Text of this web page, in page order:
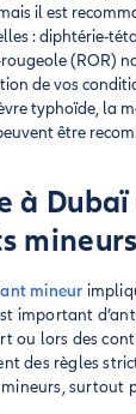
il est
: diphtérie-
(ROR)
de vos
typhoïde, la
être
à
mineur
important
ou lors des
des règles
surtout